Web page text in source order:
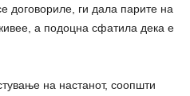
договориле, ги дала парите на
а подоцна сфатила дека е
на настанот, соопшти